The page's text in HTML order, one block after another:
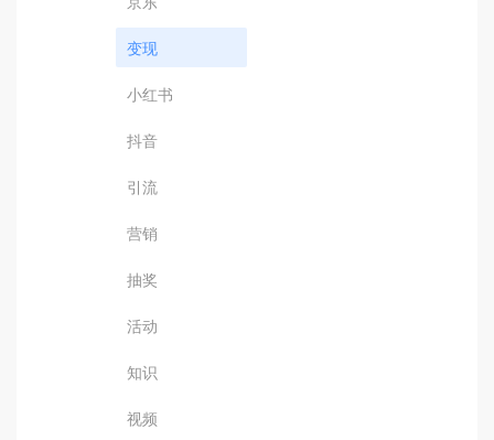
变现
小红书
抖音
引流
营销
抽奖
活动
知识
视频